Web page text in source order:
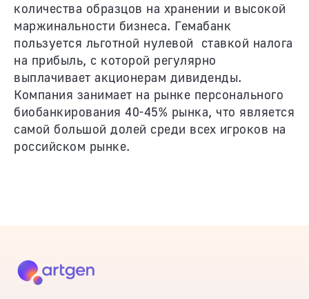
количества образцов на хранении и высокой
маржинальности бизнеса. Гемабанк
пользуется льготной нулевой ставкой налога
на прибыль, с которой регулярно
выплачивает акционерам дивиденды.
Компания занимает на рынке персонального
биобанкирования 40-45% рынка, что является
самой большой долей среди всех игроков на
российском рынке.